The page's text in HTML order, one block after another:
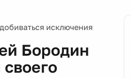
исключения
Бородин